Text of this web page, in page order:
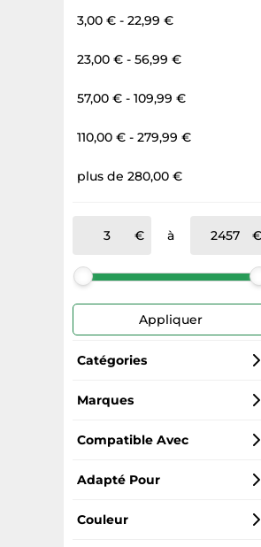
3,00 € - 22,99 €
23,00 € - 56,99 €
57,00 € - 109,99 €
110,00 € - 279,99 €
plus de 280,00 €
à
Appliquer
Catégories
Pièces détachées électroménager
Compartiment moteur
Climatisation voiture
Aspirateurs souffleurs
Marques
Bosch
NRF
TradeShop
Compatible Avec
Bosch
Siemens
Adapté Pour
Four
Couleur